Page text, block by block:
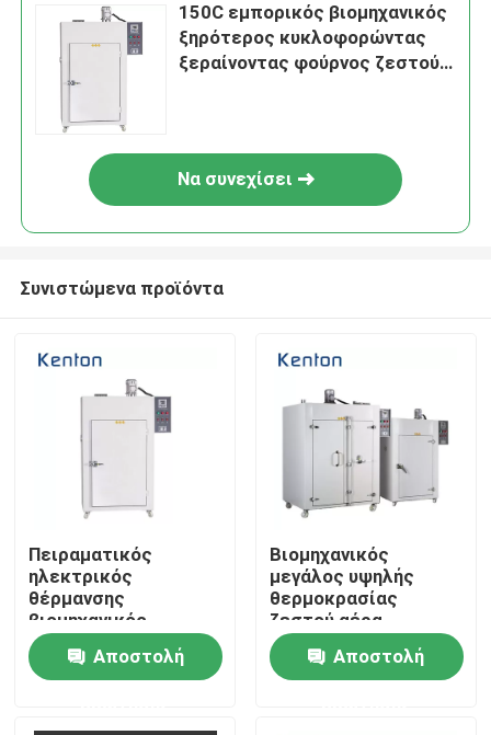
Σπίτι
Σχετικά με εμάς
Επαφές
150C εμπορικός βιομηχανικός
ξηρότερος κυκλοφορώντας
ξεραίνοντας φούρνος ζεστού
Να συνεχίσει
Συνιστώμενα προϊόντα
Πειραματικός
ηλεκτρικός
θέρμανσης
βιομηχανικός
ξεραίνοντας
φούρνων φούρνος
ζεστού αέρα
φυσήματος
Αποστολή
Βιομηχανικός
μεγάλος υψηλής
θερμοκρασίας
ζεστού αέρα
φούρνων
πειραματικός
ηλεκτρικός
Αποστολή